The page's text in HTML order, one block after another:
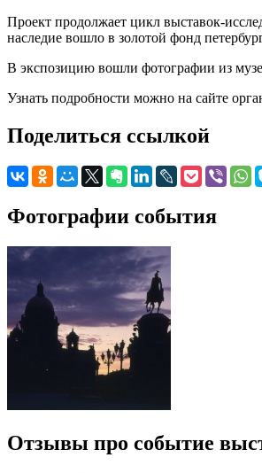
Проект продолжает цикл выставок-
наследие вошло в золотой фонд
В экспозицию вошли фотографии из
Узнать подробности можно на сайте
Поделиться ссылкой
Фотографии события
Отзывы про событие